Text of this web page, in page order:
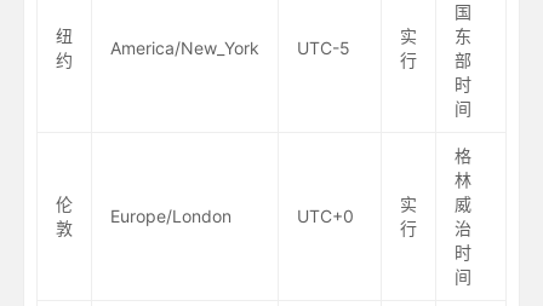
纽
约
America/New_York UTC-5
实
行
国
东
部
时
间
伦
敦
Europe/London UTC+0
实
行
格
林
威
治
时
间